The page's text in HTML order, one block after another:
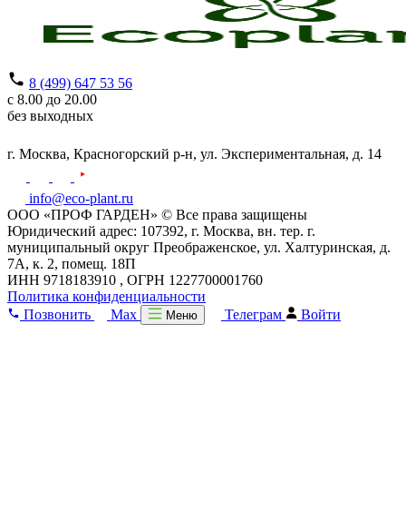
8 (499) 647 53 56
с 8.00 до 20.00
без выходных
г. Москва, Красногорский р-н, ул. Экспериментальная, д. 14
info@eco-plant.ru
ООО «ПРОФ ГАРДЕН» © Все права защищены
Юридический адрес: 107392, г. Москва, вн. тер. г.
муниципальный округ Преображенское, ул. Халтуринская, д.
7А, к. 2, помещ. 18П
ИНН 9718183910 , ОГРН 1227700001760
Политика конфиденциальности
Позвонить
Max Меню Телеграм Войти